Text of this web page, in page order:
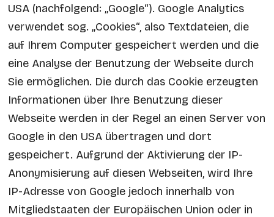
USA (nachfolgend: „Google“). Google Analytics
verwendet sog. „Cookies“, also Textdateien, die
auf Ihrem Computer gespeichert werden und die
eine Analyse der Benutzung der Webseite durch
Sie ermöglichen. Die durch das Cookie erzeugten
Informationen über Ihre Benutzung dieser
Webseite werden in der Regel an einen Server von
Google in den USA übertragen und dort
gespeichert. Aufgrund der Aktivierung der IP-
Anonymisierung auf diesen Webseiten, wird Ihre
IP-Adresse von Google jedoch innerhalb von
Mitgliedstaaten der Europäischen Union oder in